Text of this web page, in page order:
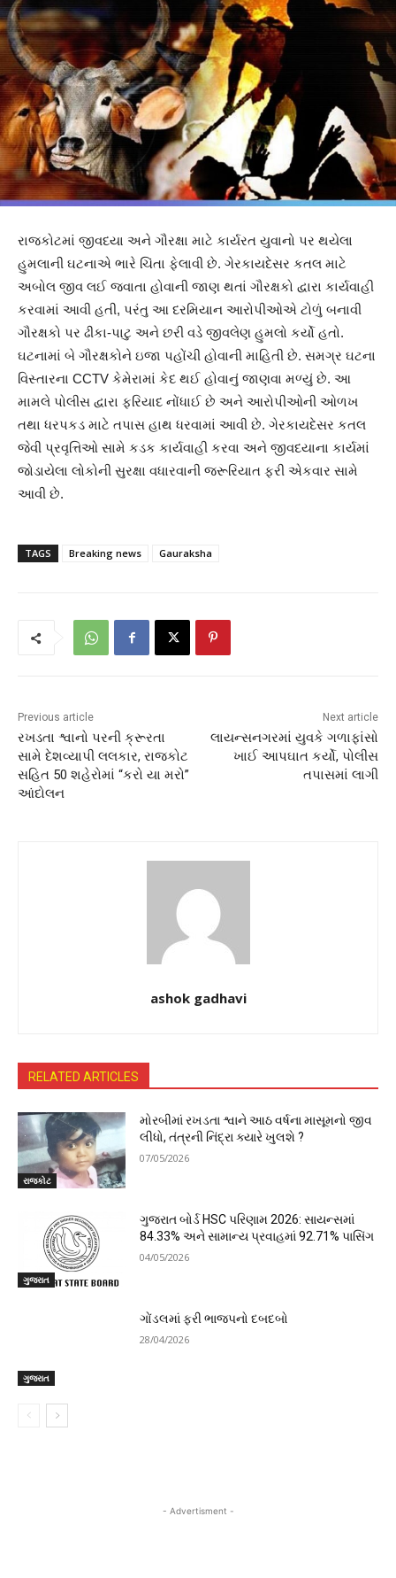
રાજકોટમાં જીવદયા અને ગૌરક્ષા માટે કાર્યરત યુવાનો પર થયેલા
હુમલાની ઘટનાએ ભારે ચિંતા ફેલાવી છે. ગેરકાયદેસર કતલ માટે
અબોલ જીવ લઈ જવાતા હોવાની જાણ થતાં ગૌરક્ષકો દ્વારા કાર્યવાહી
કરવામાં આવી હતી, પરંતુ આ દરમિયાન આરોપીઓએ ટોળું બનાવી
ગૌરક્ષકો પર ઢીકા-પાટુ અને છરી વડે જીવલેણ હુમલો કર્યો હતો.
ઘટનામાં બે ગૌરક્ષકોને ઇજા પહોંચી હોવાની માહિતી છે. સમગ્ર ઘટના
વિસ્તારના CCTV કેમેરામાં કેદ થઈ હોવાનું જાણવા મળ્યું છે. આ
મામલે પોલીસ દ્વારા ફરિયાદ નોંધાઈ છે અને આરોપીઓની ઓળખ
તથા ધરપકડ માટે તપાસ હાથ ધરવામાં આવી છે. ગેરકાયદેસર કતલ
જેવી પ્રવૃત્તિઓ સામે કડક કાર્યવાહી કરવા અને જીવદયાના કાર્યમાં
જોડાયેલા લોકોની સુરક્ષા વધારવાની જરૂરિયાત ફરી એકવાર સામે
આવી છે.
TAGS Breaking news Gauraksha
Previous article
રખડતા શ્વાનો પરની ક્રૂરતા
સામે દેશવ્યાપી લલકાર, રાજકોટ
સહિત 50 શહેરોમાં “કરો યા મરો”
આંદોલન
Next article
લાયન્સનગરમાં યુવકે ગળાફાંસો
ખાઈ આપઘાત કર્યો, પોલીસ
તપાસમાં લાગી
ashok gadhavi
RELATED ARTICLES
રાજકોટ
મોરબીમાં રખડતા શ્વાને આઠ વર્ષના માસૂમનો જીવ
લીધો, તંત્રની નિંદ્રા ક્યારે ખુલશે ?
07/05/2026
ગુજરાત
ગુજરાત બોર્ડ HSC પરિણામ 2026: સાયન્સમાં
84.33% અને સામાન્ય પ્રવાહમાં 92.71% પાસિંગ
04/05/2026
ગુજરાત
ગોંડલમાં ફરી ભાજપનો દબદબો
28/04/2026
- Advertisment -